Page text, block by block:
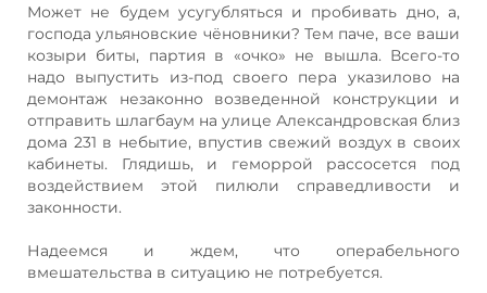
Может не будем усугубляться и пробивать дно, а,
господа ульяновские чёновники? Тем паче, все ваши
козыри биты, партия в «очко» не вышла. Всего-то
надо выпустить из-под своего пера указилово на
демонтаж незаконно возведенной конструкции и
отправить шлагбаум на улице Александровская близ
дома 231 в небытие, впустив свежий воздух в своих
кабинеты. Глядишь, и геморрой рассосется под
воздействием этой пилюли справедливости и
законности.
Надеемся и ждем, что операбельного
вмешательства в ситуацию не потребуется.